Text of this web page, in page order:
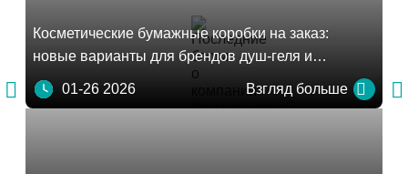
Косметические бумажные коробки на заказ:
новые варианты для брендов душ-геля и
лосьонов для тела
01-26 2026 Взгляд больше
 